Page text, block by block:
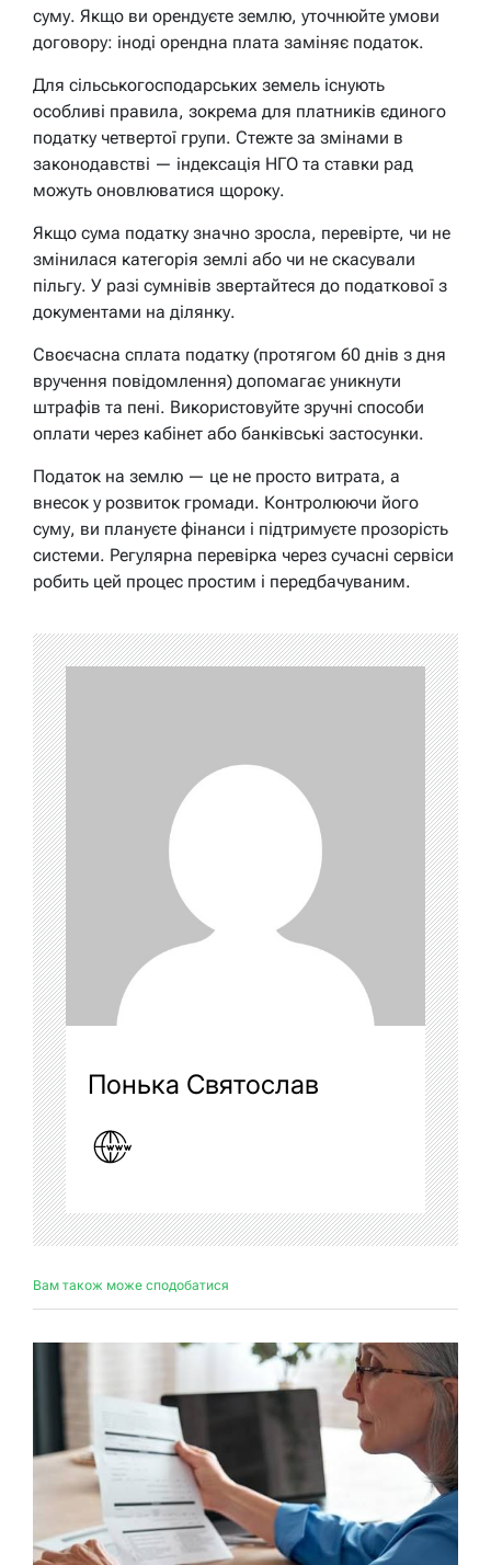
суму. Якщо ви орендуєте землю, уточнюйте умови
договору: іноді орендна плата заміняє податок.
Для сільськогосподарських земель існують
особливі правила, зокрема для платників єдиного
податку четвертої групи. Стежте за змінами в
законодавстві — індексація НГО та ставки рад
можуть оновлюватися щороку.
Якщо сума податку значно зросла, перевірте, чи не
змінилася категорія землі або чи не скасували
пільгу. У разі сумнівів звертайтеся до податкової з
документами на ділянку.
Своєчасна сплата податку (протягом 60 днів з дня
вручення повідомлення) допомагає уникнути
штрафів та пені. Використовуйте зручні способи
оплати через кабінет або банківські застосунки.
Податок на землю — це не просто витрата, а
внесок у розвиток громади. Контролюючи його
суму, ви плануєте фінанси і підтримуєте прозорість
системи. Регулярна перевірка через сучасні сервіси
робить цей процес простим і передбачуваним.
Понька Святослав
Вам також може сподобатися